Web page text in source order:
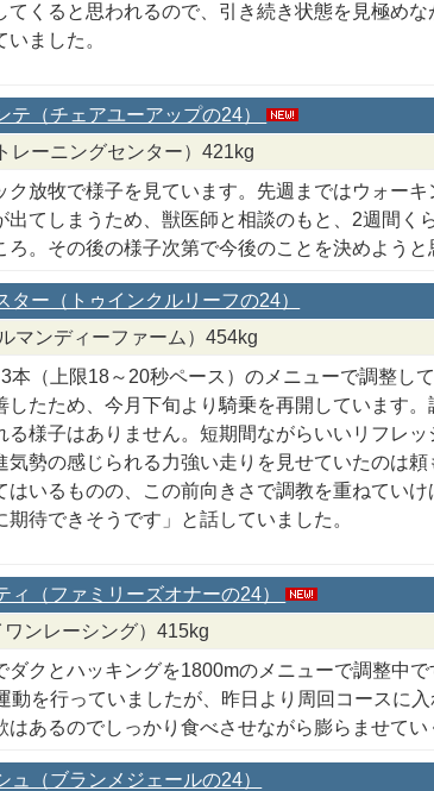
てくると思われるので、引き続き状態を見極め
いました。
テ（チェアユーアップの24）
レーニングセンター）421kg
ク放牧で様子を見ています。先週まではウォー
出てしまうため、獣医師と相談のもと、2週間
ろ。その後の様子次第で今後のことを決めようと
ター（トゥインクルリーフの24）
マンディーファーム）454kg
本（上限18～20秒ペース）のメニューで調整し
したため、今月下旬より騎乗を再開しています
る様子はありません。短期間ながらいいリフレ
気勢の感じられる力強い走りを見せていたのは
はいるものの、この前向きさで調教を重ねてい
期待できそうです」と話していました。
ィ（ファミリーズオナーの24）
ンレーシング）415kg
ダクとハッキングを1800mのメニューで調整中
動を行っていましたが、昨日より周回コースに
はあるのでしっかり食べさせながら膨らませてい
ュ（ブランメジェールの24）